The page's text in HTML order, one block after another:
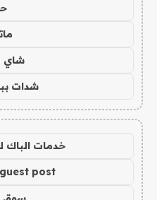
شاي
شدات
خدمات الباك
guest post مقال ضيف